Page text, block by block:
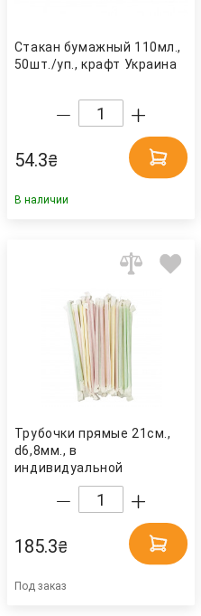
Стакан бумажный 110мл.,
50шт./уп., крафт Украина
54.3₴
В наличии
Трубочки прямые 21см.,
d6,8мм., в
индивидуальной
бумажной упаковке,
200шт., ассорт. Украина
185.3₴
Под заказ